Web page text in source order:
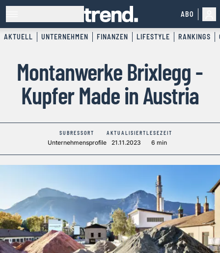
ABO
AKTUELL UNTERNEHMEN FINANZEN LIFESTYLE RANKINGS
Montanwerke Brixlegg -
Kupfer Made in Austria
SUBRESSORT
Unternehmensprofile
AKTUALISIERT
21.11.2023
LESEZEIT
6 min